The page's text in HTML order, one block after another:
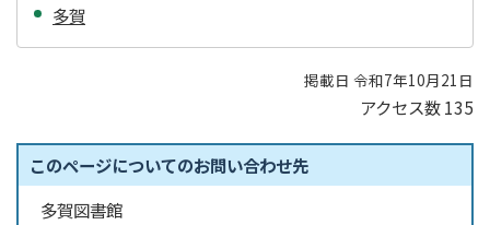
多賀
掲載日 令和7年10月21日
アクセス数135
このページについてのお問い合わせ先
多賀図書館